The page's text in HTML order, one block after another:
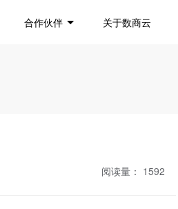
合作伙伴 关于数商云
阅读量： 1592